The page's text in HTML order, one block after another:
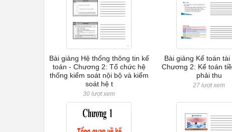
Bài giảng Hệ thống thông tin kế
toán - Chương 2: Tổ chức hệ
thống kiểm soát nội bộ và kiểm
soát hệ t
30 lượt xem
Bài giảng Kế toán tài
Chương 2: Kế toán
phải thu
27 lượt xem